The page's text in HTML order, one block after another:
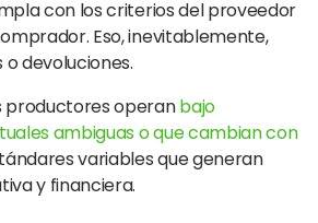
con los criterios del proveedor
Eso, inevitablemente,
devoluciones.
productores operanbajo
ambiguas o que cambian con
variables que generan
y financiera.